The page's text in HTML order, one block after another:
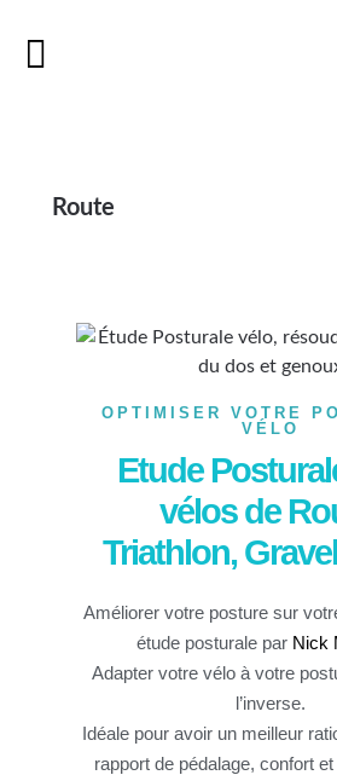
Route
OPTIMISER VOTRE
VÉLO
Etude
vélos de
Triathlon,
Améliorer votre posture sur
étude posturale par Nick
Adapter votre vélo à votre
l’inverse.
Idéale pour avoir un meilleur
rapport de pédalage, confort